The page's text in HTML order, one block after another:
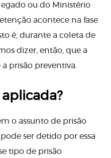
ou do Ministério
acontece na fase
é, durante a coleta de
dizer, então, que a
prisão preventiva.
o assunto de prisão
ser detido por essa
tipo de prisão